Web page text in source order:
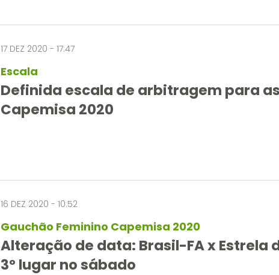
17 DEZ 2020 - 17:47
Escala
Definida escala de arbitragem para
Capemisa 2020
16 DEZ 2020 - 10:52
Gauchão Feminino Capemisa 2020
Alteração de data: Brasil-FA x Estrela
3º lugar no sábado